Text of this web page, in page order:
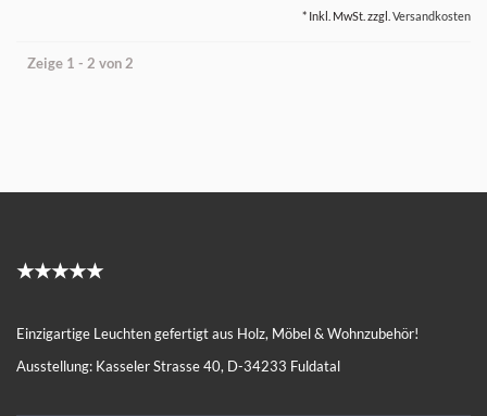
* Inkl. MwSt. zzgl. Versandkosten
Zeige 1 - 2 von 2
★★★★★
Einzigartige Leuchten gefertigt aus Holz, Möbel & Wohnzubehör!
Ausstellung: Kasseler Strasse 40, D-34233 Fuldatal